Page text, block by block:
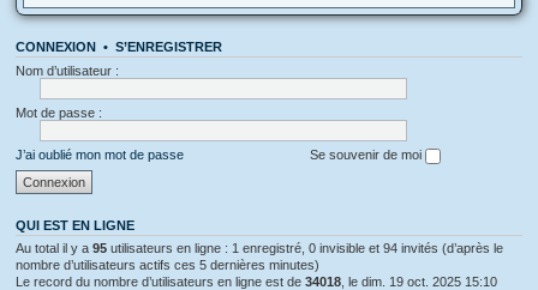
CONNEXION • S’ENREGISTRER
Nom d’utilisateur :
Mot de passe :
J’ai oublié mon mot de passe Se souvenir de moi
QUI EST EN LIGNE
Au total il y a 95 utilisateurs en ligne : 1 enregistré, 0 invisible et 94 invités (d’après le
nombre d’utilisateurs actifs ces 5 dernières minutes)
Le record du nombre d’utilisateurs en ligne est de 34018 , le dim. 19 oct. 2025 15:10